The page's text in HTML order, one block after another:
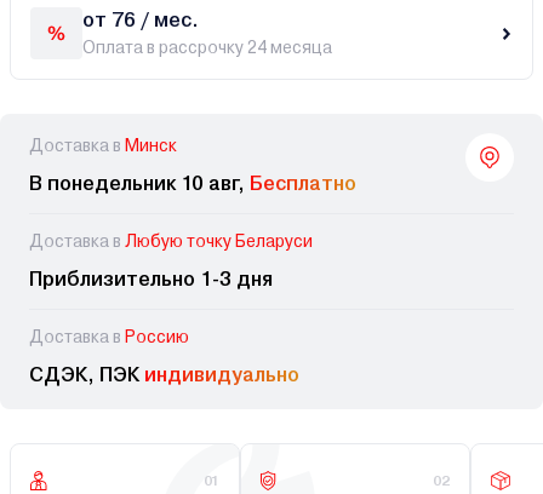
от 76 / мес.
Оплата в рассрочку 24 месяца
Доставка в Минск
В понедельник 10 авг, Бесплатно
Доставка в Любую точку Беларуси
Приблизительно 1-3 дня
Доставка в Россию
СДЭК, ПЭК индивидуально
01 02